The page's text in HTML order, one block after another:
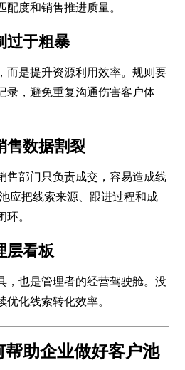
度和销售推进质量。
过于粗暴
而是提升资源利用效率。规则要
录，避免重复沟通伤害客户体
售数据割裂
售部门只负责成交，容易造成线
应把线索来源、跟进过程和成
。
层看板
，也是管理者的经营驾驶舱。没
化线索转化效率。
助企业做好客户池